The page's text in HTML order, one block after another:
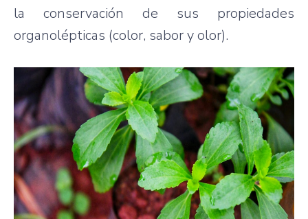
la conservación de sus propiedades
organolépticas (color, sabor y olor).